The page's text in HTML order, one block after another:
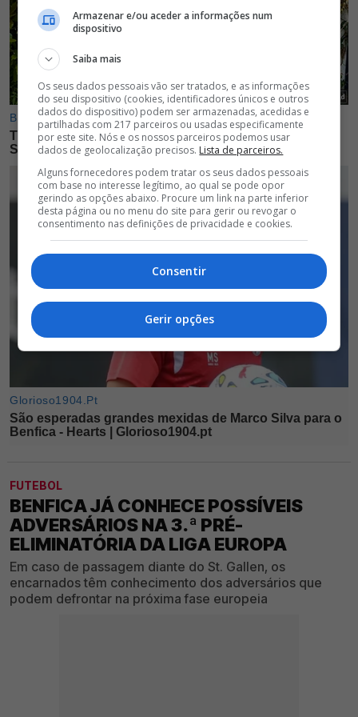
FUTEBOL
BENFICA JÁ CONHECE POSSÍVEIS
ADVERSÁRIOS NA 3.ª PRÉ-
ELIMINATÓRIA DA LIGA EUROPA
Em caso de passagem diante do St. Gallen, os
encarnados têm conhecimento dos adversários que
podem defrontar na próxima fase europeia
Armazenar e/ou aceder a informações num
dispositivo
Saiba mais
Os seus dados pessoais vão ser tratados, e as informações
do seu dispositivo (cookies, identificadores únicos e outros
dados do dispositivo) podem ser armazenadas, acedidas e
partilhadas com 217 parceiros ou usadas especificamente
por este site. Nós e os nossos parceiros podemos usar
dados de geolocalização precisos. Lista de parceiros.
Alguns fornecedores podem tratar os seus dados pessoais
com base no interesse legítimo, ao qual se pode opor
gerindo as opções abaixo. Procure um link na parte inferior
desta página ou no menu do site para gerir ou revogar o
consentimento nas definições de privacidade e cookies.
Consentir
Gerir opções